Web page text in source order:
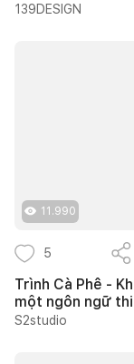
139DESIGN
11.990
5
Trình Cà Phê -
một ngôn ngữ
S2studio